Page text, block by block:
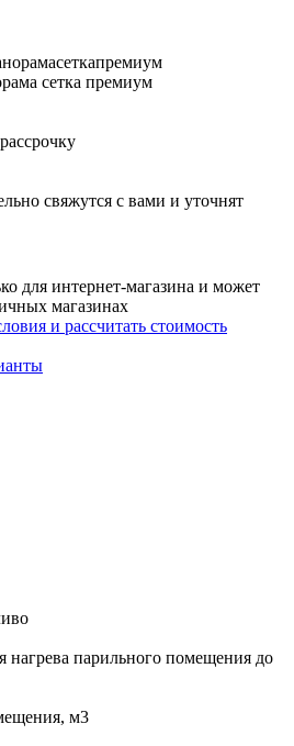
сетка премиум
свяжутся с вами и уточнят
для интернет-магазина и может
магазинах
и рассчитать стоимость
нагрева парильного помещения до
м3